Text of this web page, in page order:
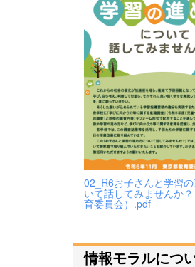
02_R6お子さんと学習
いて話してみませんか
育委員会）.pdf
情報モラルにつ